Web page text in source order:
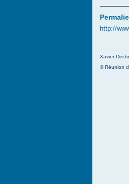
http://
Xavier
© Réunion